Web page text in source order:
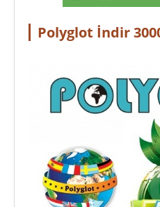
Polyglot İndir